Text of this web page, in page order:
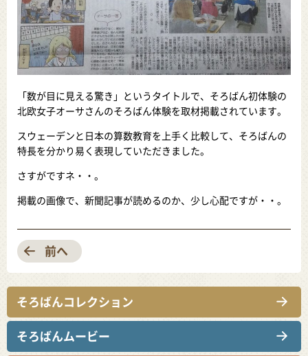
「数が目に見える驚き」というタイトルで、そろばん初体験の
北欧女子オーサさんのそろばん体験を取材掲載されています。
スウェーデンと日本の算数教育を上手く比較して、そろばんの
特長を分かり易く表現していただきました。
さすがですネ・・。
掲載の画像で、新聞記事が読めるのか、少し心配ですが・・。
前へ
そろばんコレクション
そろばんムービー